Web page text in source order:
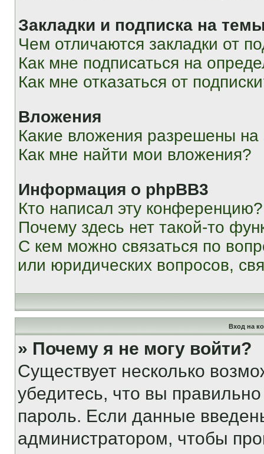
Закладки и подписка на
Чем отличаются закладки от
Как мне подписаться на
Как мне отказаться от
Вложения
Какие вложения разрешены
Как мне найти мои вложения?
Информация о phpBB3
Кто написал эту конференцию?
Почему здесь нет такой-то
С кем можно связаться по
или юридических вопросов,
Вход на
» Почему я не могу войти?
Существует несколько
убедитесь, что вы
пароль. Если данные
администратором, чтобы